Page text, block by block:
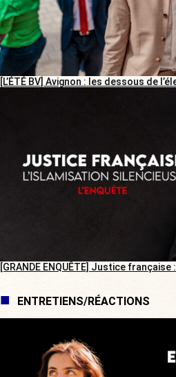
[L’ÉTÉ BV] Avignon : les dessous de
[GRANDE ENQUÊTE] Justice
ENTRETIENS/RÉACTIONS